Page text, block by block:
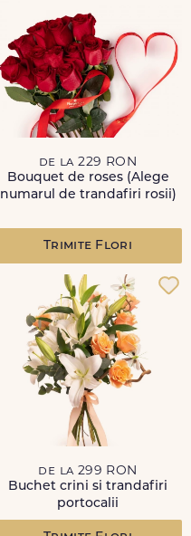
de la 229 RON
Bouquet de roses (Alege
numarul de trandafiri rosii)
Trimite Flori
de la 299 RON
Buchet crini si trandafiri
portocalii